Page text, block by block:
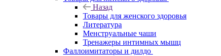
Назад
Товары для женского здоровья
Литература
Менструальные чаши
Тренажеры интимных мышц
Фаллоимитаторы и дилдо